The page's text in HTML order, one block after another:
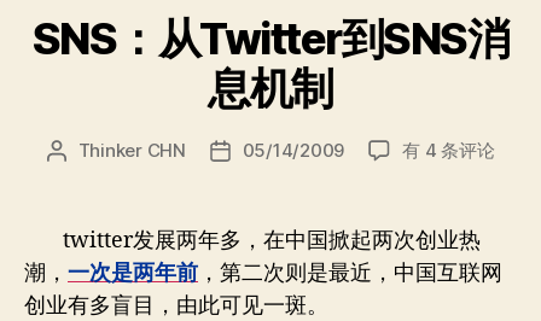
SNS：从Twitter到SNS消
息机制
文
者
Thinker CHN
发
期
05/14/2009
SNS：
到
SNS
消
有 4 条评论
twitter发展两年多，在中国掀起两次创业热
潮， 一次是两年前 ，第二次则是最近，中国互联网
创业有多盲目，由此可见一斑。